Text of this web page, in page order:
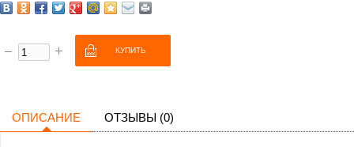
ОПИСАНИЕ ОТЗЫВЫ (0)